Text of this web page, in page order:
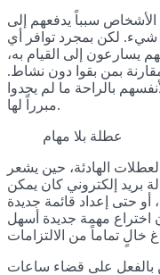
الأشخاص سبباً يدفعهم إلى
شيء. لكن بمجرد توافر أي
يسارعون إلى القيام به،
بمن بقوا دون نشاط.
بالراحة ما لم يجدوا
مبرراً لها.
عطلة بلا مهام
الهادئة، حين يشعر
بريد إلكتروني كان يمكن
أو حتى إعداد قائمة جديدة
اختراع مهمة جديدة أسهل
بالفعل على قضاء ساعات